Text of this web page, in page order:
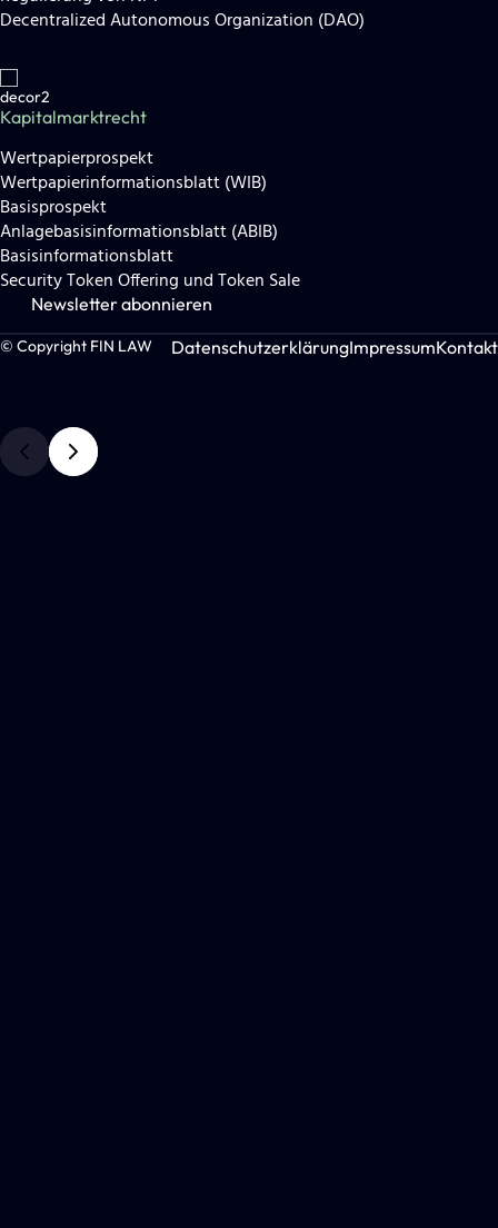
Decentralized Autonomous Organization (DAO)
Kapitalmarktrecht
Wertpapierprospekt
Wertpapierinformationsblatt (WIB)
Basisprospekt
Anlagebasisinformationsblatt (ABIB)
Basisinformationsblatt
Security Token Offering und Token Sale
Newsletter abonnieren
© Copyright FIN LAW DatenschutzerklärungImpressumKontakt